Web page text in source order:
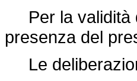
Per la validità
presenza del
Le